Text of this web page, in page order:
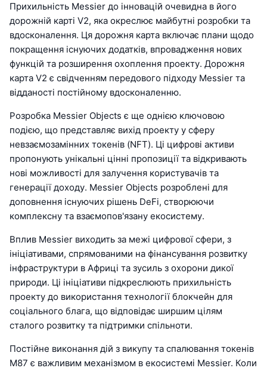
Прихильність Messier до інновацій очевидна в його
дорожній карті V2, яка окреслює майбутні розробки та
вдосконалення. Ця дорожня карта включає плани щодо
покращення існуючих додатків, впровадження нових
функцій та розширення охоплення проекту. Дорожня
карта V2 є свідченням передового підходу Messier та
відданості постійному вдосконаленню.
Розробка Messier Objects є ще однією ключовою
подією, що представляє вихід проекту у сферу
невзаємозамінних токенів (NFT). Ці цифрові активи
пропонують унікальні цінні пропозиції та відкривають
нові можливості для залучення користувачів та
генерації доходу. Messier Objects розроблені для
доповнення існуючих рішень DeFi, створюючи
комплексну та взаємопов'язану екосистему.
Вплив Messier виходить за межі цифрової сфери, з
ініціативами, спрямованими на фінансування розвитку
інфраструктури в Африці та зусиль з охорони дикої
природи. Ці ініціативи підкреслюють прихильність
проекту до використання технології блокчейн для
соціального блага, що відповідає ширшим цілям
сталого розвитку та підтримки спільноти.
Постійне виконання дій з викупу та спалювання токенів
M87 є важливим механізмом в екосистемі Messier. Коли